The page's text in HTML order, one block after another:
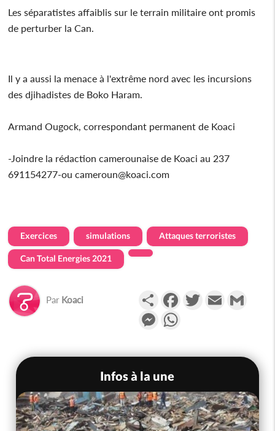
Les séparatistes affaiblis sur le terrain militaire ont promis
de perturber la Can.
Il y a aussi la menace à l'extrême nord avec les incursions
des djihadistes de Boko Haram.
Armand Ougock, correspondant permanent de Koaci
-Joindre la rédaction camerounaise de Koaci au 237
691154277-ou cameroun@koaci.com
Exercices simulations Attaques terroristes
Can Total Energies 2021
Par Koaci PartagerFacebookTwitterEmail
Messenger
Infos à la une